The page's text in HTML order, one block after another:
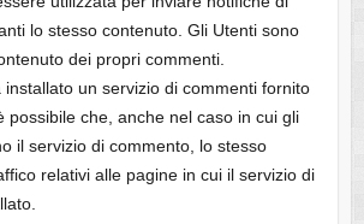
lo stesso contenuto. Gli Utenti sono
dei propri commenti.
installato un servizio di commenti fornito
possibile che, anche nel caso in cui gli
il servizio di commento, lo stesso
relativi alle pagine in cui il servizio di